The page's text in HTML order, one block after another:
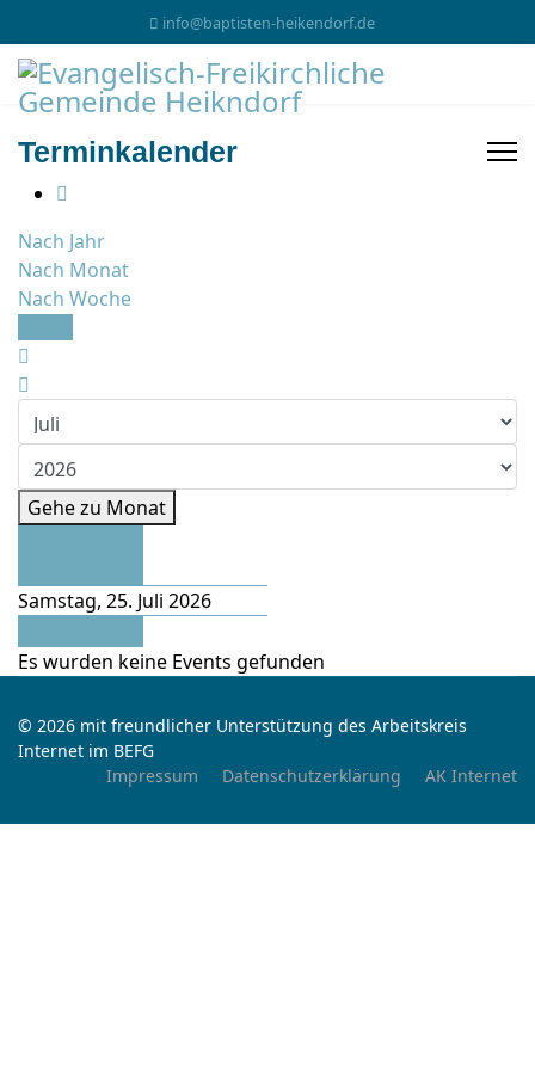
info@baptisten-heikendorf.de
Terminkalender
Nach Jahr
Nach Monat
Nach Woche
Gehe zu Monat
Samstag, 25. Juli 2026
Es wurden keine Events gefunden
© 2026 mit freundlicher Unterstützung des Arbeitskreis
Internet im BEFG
Impressum
Datenschutzerklärung AK Internet